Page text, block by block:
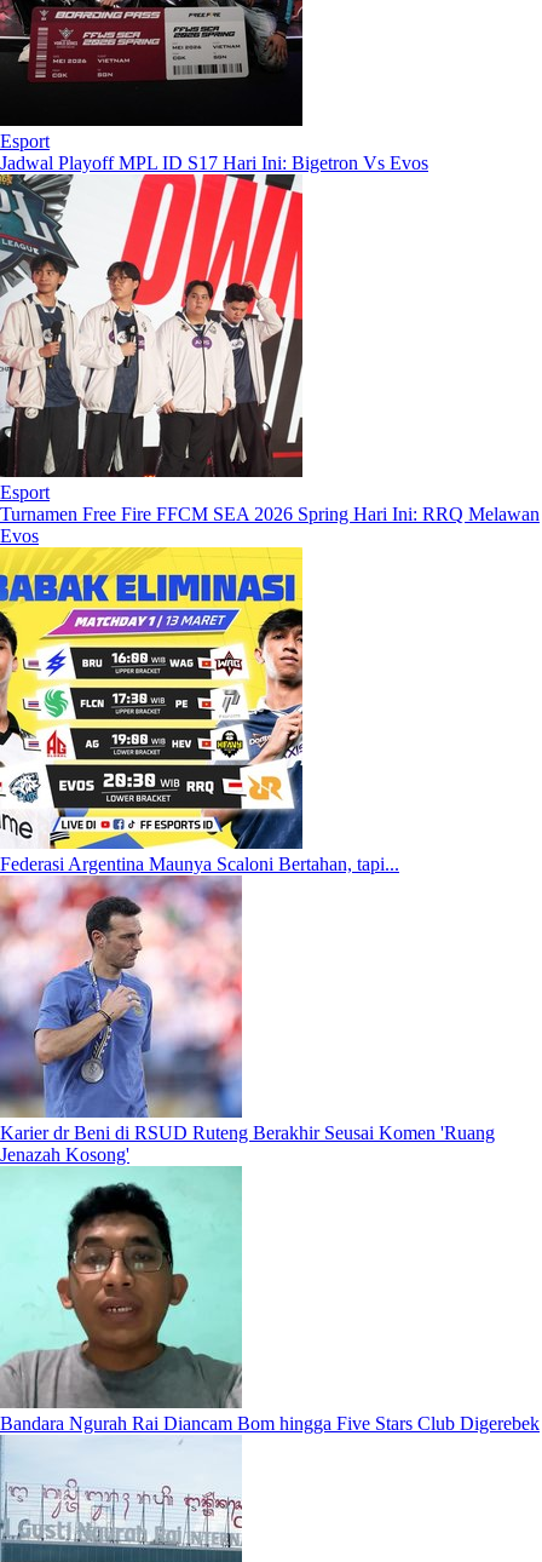
Esport
Jadwal Playoff MPL ID S17 Hari Ini: Bigetron Vs Evos
Esport
Turnamen Free Fire FFCM SEA 2026 Spring Hari Ini: RRQ Melawan
Evos
Federasi Argentina Maunya Scaloni Bertahan, tapi...
Karier dr Beni di RSUD Ruteng Berakhir Seusai Komen 'Ruang
Jenazah Kosong'
Bandara Ngurah Rai Diancam Bom hingga Five Stars Club Digerebek